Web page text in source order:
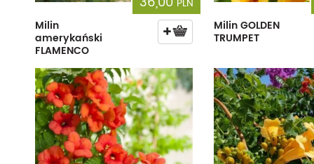
Milin
amerykański
FLAMENCO
Milin GOLDEN
TRUMPET